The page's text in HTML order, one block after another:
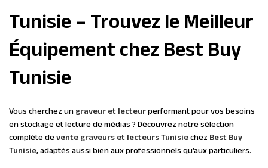
Tunisie – Trouvez le Meilleur
Équipement chez Best Buy
Tunisie
Vous cherchez ungraveur et lecteurperformant pour vos besoins
en stockage et lecture de médias ? Découvrez notre sélection
complète devente graveurs et lecteurs Tunisiechez Best Buy
Tunisie, adaptés aussi bien aux professionnels qu’aux particuliers.